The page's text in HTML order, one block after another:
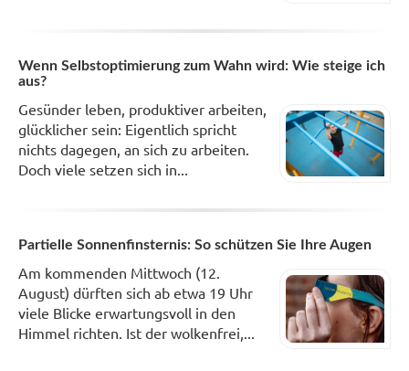
Wenn Selbstoptimierung zum Wahn wird: Wie steige ich
aus?
Gesünder leben, produktiver arbeiten,
glücklicher sein: Eigentlich spricht
nichts dagegen, an sich zu arbeiten.
Doch viele setzen sich in...
Partielle Sonnenfinsternis: So schützen Sie Ihre Augen
Am kommenden Mittwoch (12.
August) dürften sich ab etwa 19 Uhr
viele Blicke erwartungsvoll in den
Himmel richten. Ist der wolkenfrei,...